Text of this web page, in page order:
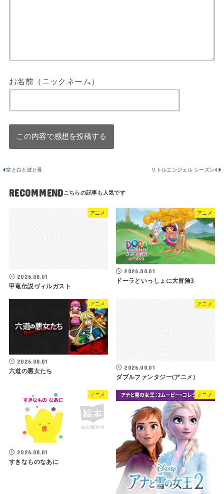
お名前（ニックネーム）
空と白と波と母 リトルエンジェル シーズン4
RECOMMEND
アニメ
2026.08.01
甲竜伝説ヴィルガスト
アニメ
2026.08.01
ドーラといっしょに大冒険3
アニメ
2026.08.01
六道の悪女たち
アニメ
2026.08.01
ダブルファンタジー(アニメ)
アニメ
2026.08.01
すきなものなあに
アニメ